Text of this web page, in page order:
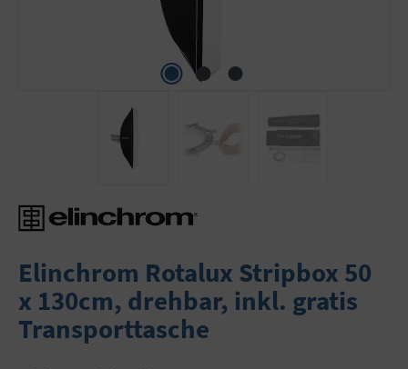
Elinchrom Rotalux Stripbox 50
x 130cm, drehbar, inkl. gratis
Transporttasche